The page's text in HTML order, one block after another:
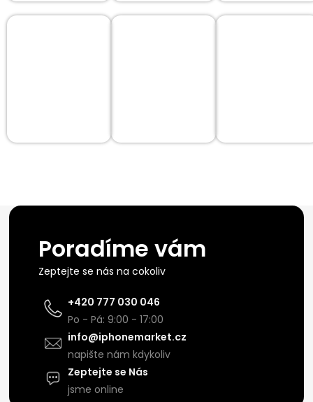
Poradíme vám
Zeptejte se nás na cokoliv
+420 777 030 046
Po - Pá: 9:00 - 17:00
info@iphonemarket.cz
napište nám kdykoliv
Zeptejte se Nás
jsme online